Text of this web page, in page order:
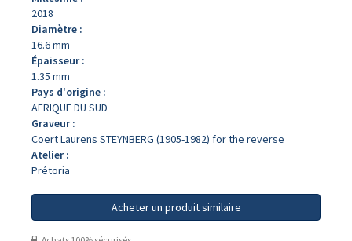
2018
Diamètre :
16.6 mm
Épaisseur :
1.35 mm
Pays d'origine :
AFRIQUE DU SUD
Graveur :
Coert Laurens STEYNBERG (1905-1982) for the reverse
Atelier :
Prétoria
Acheter un produit similaire